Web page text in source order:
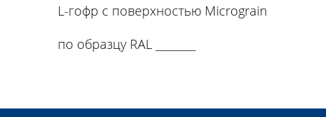
L-гофр с поверхностью Micrograin
по образцу RAL ________